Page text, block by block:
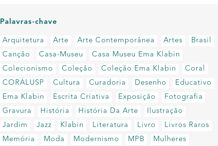
Palavras-chave
Arquitetura Arte Arte Contemporânea Artes
Brasil
Canção
Casa-Museu
Casa Museu Ema Klabin
Colecionismo
Coleção Coleção Ema Klabin
Coral
CORALUSP
Cultura Curadoria Desenho
Educativo
Ema Klabin
Escrita Criativa Exposição
Fotografia
Gravura
História História Da Arte
Ilustração
Jardim
Jazz Klabin Literatura Livro
Livros Raros
Memória
Moda Modernismo MPB
Mulheres